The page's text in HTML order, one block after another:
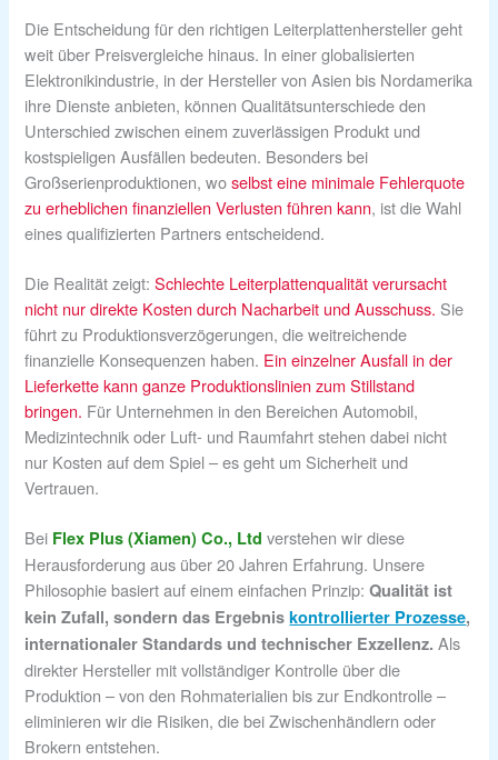
Die Entscheidung für den richtigen Leiterplattenhersteller geht
weit über Preisvergleiche hinaus. In einer globalisierten
Elektronikindustrie, in der Hersteller von Asien bis Nordamerika
ihre Dienste anbieten, können Qualitätsunterschiede den
Unterschied zwischen einem zuverlässigen Produkt und
kostspieligen Ausfällen bedeuten. Besonders bei
Großserienproduktionen, woselbst eine minimale Fehlerquote
zu erheblichen finanziellen Verlusten führen kann, ist die Wahl
eines qualifizierten Partners entscheidend.
Die Realität zeigt:Schlechte Leiterplattenqualität verursacht
nicht nur direkte Kosten durch Nacharbeit und Ausschuss. Sie
führt zu Produktionsverzögerungen, die weitreichende
finanzielle Konsequenzen haben. Ein einzelner Ausfall in der
Lieferkette kann ganze Produktionslinien zum Stillstand
bringen. Für Unternehmen in den Bereichen Automobil,
Medizintechnik oder Luft- und Raumfahrt stehen dabei nicht
nur Kosten auf dem Spiel – es geht um Sicherheit und
Vertrauen.
Bei Flex Plus (Xiamen) Co., Ltd verstehen wir diese
Herausforderung aus über 20 Jahren Erfahrung. Unsere
Philosophie basiert auf einem einfachen Prinzip:Qualität ist
kein Zufall, sondern das Ergebniskontrollierter Prozesse,
internationaler Standards und technischer Exzellenz. Als
direkter Hersteller mit vollständiger Kontrolle über die
Produktion – von den Rohmaterialien bis zur Endkontrolle –
eliminieren wir die Risiken, die bei Zwischenhändlern oder
Brokern entstehen.